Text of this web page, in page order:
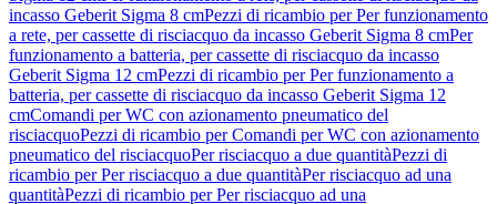
incasso Geberit Sigma 8 cmPezzi di ricambio per Per funzionamento
a rete, per cassette di risciacquo da incasso Geberit Sigma 8 cmPer
funzionamento a batteria, per cassette di risciacquo da incasso
Geberit Sigma 12 cmPezzi di ricambio per Per funzionamento a
batteria, per cassette di risciacquo da incasso Geberit Sigma 12
cmComandi per WC con azionamento pneumatico del
risciacquoPezzi di ricambio per Comandi per WC con azionamento
pneumatico del risciacquoPer risciacquo a due quantitàPezzi di
ricambio per Per risciacquo a due quantitàPer risciacquo ad una
quantitàPezzi di ricambio per Per risciacquo ad una